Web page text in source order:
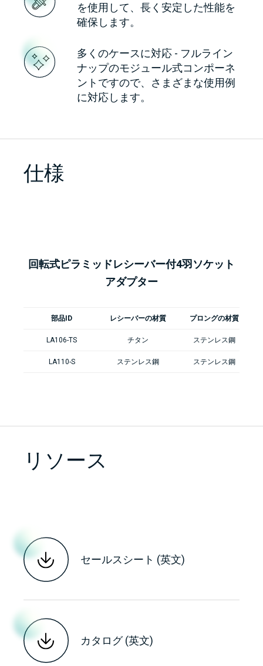
を使用して、長く安定した性能を
確保します。
多くのケースに対応 - フルライン
ナップのモジュール式コンポーネ
ントですので、さまざまな使用例
に対応します。
仕様
回転式ピラミッドレシーバー付4羽ソケット
アダプター
部品ID レシーバーの材質 プロングの材質
LA106-TS チタン ステンレス鋼
LA110-S ステンレス鋼 ステンレス鋼
リソース
セールスシート (英文)
カタログ (英文)